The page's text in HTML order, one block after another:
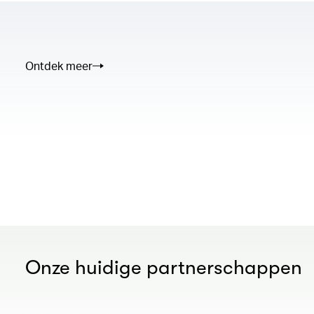
Ontdek meer
Onze huidige partnerschappen